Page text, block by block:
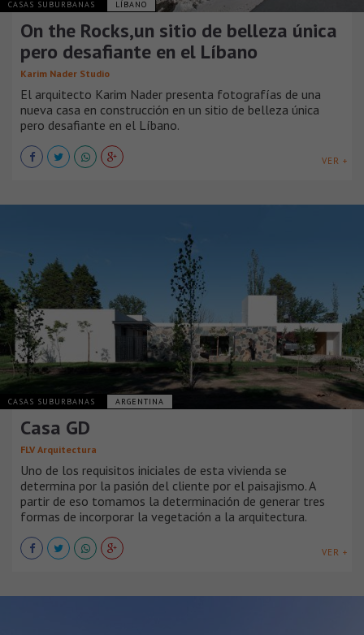
CASAS SUBURBANAS LÍBANO
On the Rocks,un sitio de belleza única
pero desafiante en el Líbano
Karim Nader Studio
El arquitecto Karim Nader presenta fotografías de una
nueva casa en construcción en un sitio de belleza única
pero desafiante en el Líbano.
VER +
CASAS SUBURBANAS ARGENTINA
Casa GD
FLV Arquitectura
Uno de los requisitos iniciales de esta vivienda se
determina por la pasión del cliente por el paisajismo. A
partir de eso tomamos la determinación de generar tres
formas de incorporar la vegetación a la arquitectura.
VER +